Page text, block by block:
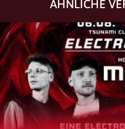
ÄHNLICHE